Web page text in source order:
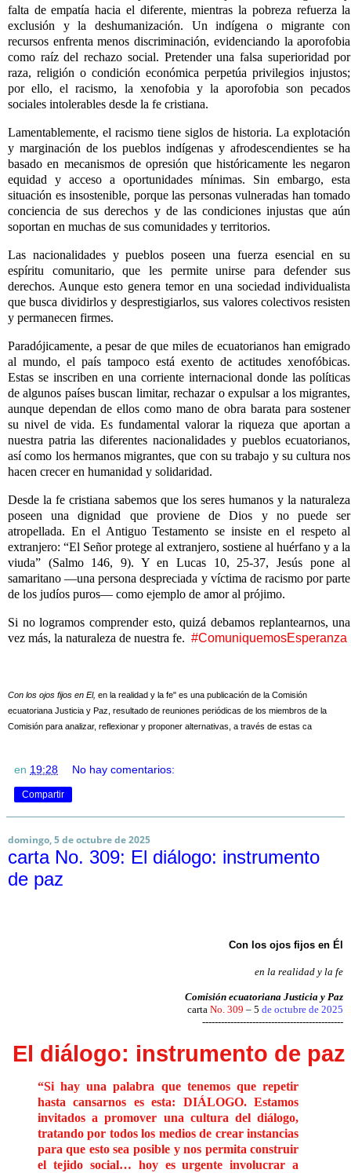
falta de empatía hacia el diferente, mientras la pobreza refuerza la
exclusión y la deshumanización. Un indígena o migrante con
recursos enfrenta menos discriminación, evidenciando la aporofobia
como raíz del rechazo social. Pretender una falsa superioridad por
raza, religión o condición económica perpetúa privilegios injustos;
por ello, el racismo, la xenofobia y la aporofobia son pecados
sociales intolerables desde la fe cristiana.
Lamentablemente, el racismo tiene siglos de historia. La explotación
y marginación de los pueblos indígenas y afrodescendientes se ha
basado en mecanismos de opresión que históricamente les negaron
equidad y acceso a oportunidades mínimas. Sin embargo, esta
situación es insostenible, porque las personas vulneradas han tomado
conciencia de sus derechos y de las condiciones injustas que aún
soportan en muchas de sus comunidades y territorios.
Las nacionalidades y pueblos poseen una fuerza esencial en su
espíritu comunitario, que les permite unirse para defender sus
derechos. Aunque esto genera temor en una sociedad individualista
que busca dividirlos y desprestigiarlos, sus valores colectivos resisten
y permanecen firmes.
Paradójicamente, a pesar de que miles de ecuatorianos han emigrado
al mundo, el país tampoco está exento de actitudes xenofóbicas.
Estas se inscriben en una corriente internacional donde las políticas
de algunos países buscan limitar, rechazar o expulsar a los migrantes,
aunque dependan de ellos como mano de obra barata para sostener
su nivel de vida. Es fundamental valorar la riqueza que aportan a
nuestra patria las diferentes nacionalidades y pueblos ecuatorianos,
así como los hermanos migrantes, que con su trabajo y su cultura nos
hacen crecer en humanidad y solidaridad.
Desde la fe cristiana sabemos que los seres humanos y la naturaleza
poseen una dignidad que proviene de Dios y no puede ser
atropellada. En el Antiguo Testamento se insiste en el respeto al
extranjero: “El Señor protege al extranjero, sostiene al huérfano y a la
viuda” (Salmo 146, 9). Y en Lucas 10, 25-37, Jesús pone al
samaritano —una persona despreciada y víctima de racismo por parte
de los judíos puros— como ejemplo de amor al prójimo.
Si no logramos comprender esto, quizá debamos replantearnos, una
vez más, la naturaleza de nuestra fe. #ComuniquemosEsperanza
Con los ojos fijos en El, en la realidad y la fe" es una publicación de la Comisión
ecuatoriana Justicia y Paz, resultado de reuniones periódicas de los miembros de la
Comisión para analizar, reflexionar y proponer alternativas, a través de estas ca
en 19:28 No hay comentarios:
Compartir
domingo, 5 de octubre de 2025
carta No. 309: El diálogo: instrumento
de paz
Con los ojos fijos en Él
en la realidad y la fe
Comisión ecuatoriana Justicia y Paz
carta No. 309 – 5 de octubre de 2025
---------------------------------------------
El diálogo: instrumento de paz
“Si hay una palabra que tenemos que repetir
hasta cansarnos es esta: DIÁLOGO. Estamos
invitados a promover una cultura del diálogo,
tratando por todos los medios de crear instancias
para que esto sea posible y nos permita construir
el tejido social… hoy es urgente involucrar a